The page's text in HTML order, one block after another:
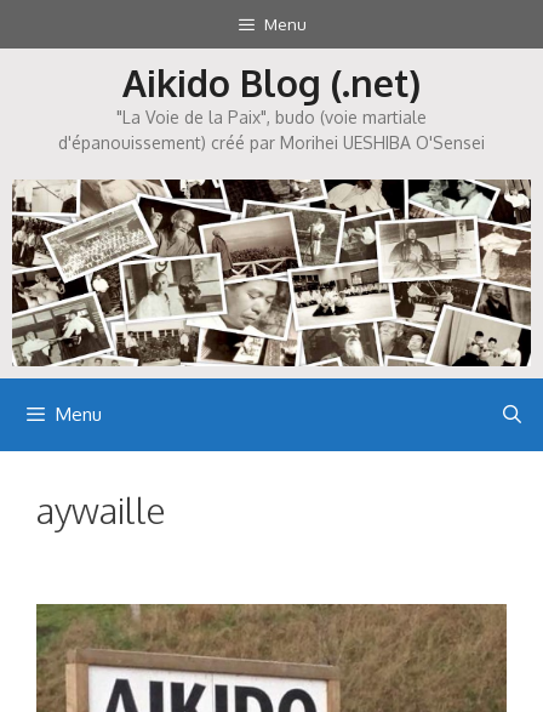
au
Menu
Aikido Blog (.net)
"La Voie de la Paix", budo (voie martiale
d'épanouissement) créé par Morihei UESHIBA O'Sensei
Menu
aywaille